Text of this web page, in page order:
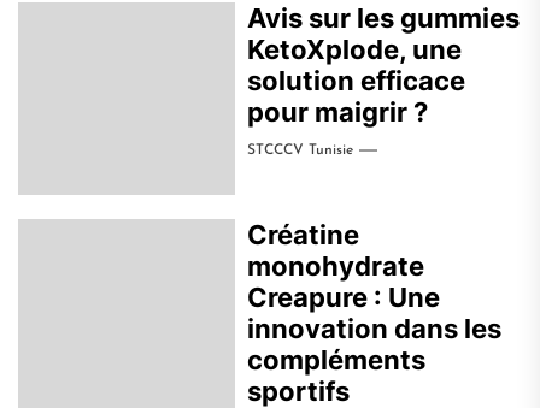
Avis sur les gummies
KetoXplode, une
solution efficace
pour maigrir ?
STCCCV Tunisie
Créatine
monohydrate
Creapure : Une
innovation dans les
compléments
sportifs